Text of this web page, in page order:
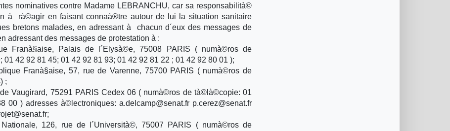
nominatives contre Madame LEBRANCHU, car sa responsabilità©
à rà©agir en faisant connaà®tre autour de lui la situation sanitaire
bretons malades, en adressant à chacun d´eux des messages de
adressant des messages de protestation à :
Franà§aise, Palais de l´Elysà©e, 75008 PARIS ( numà©ros de
42 92 81 45; 01 42 92 81 93; 01 42 92 81 22 ; 01 42 92 80 01 );
Franà§aise, 57, rue de Varenne, 75700 PARIS ( numà©ros de
;
Vaugirard, 75291 PARIS Cedex 06 ( numà©ros de tà©là©copie: 01
) adresses à©lectroniques: a.delcamp@senat.fr p.cerez@senat.fr
126, rue de l´Università©, 75007 PARIS ( numà©ros de